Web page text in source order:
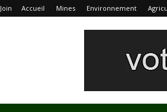
Accueil Mines Environnement